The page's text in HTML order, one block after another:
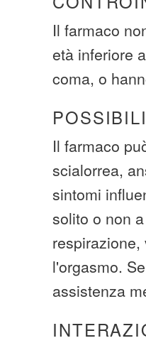
Il farmaco
età inferiore
coma, o
Il farmaco
scialorrea,
sintomi
solito o non
l'orgasmo.
assistenza